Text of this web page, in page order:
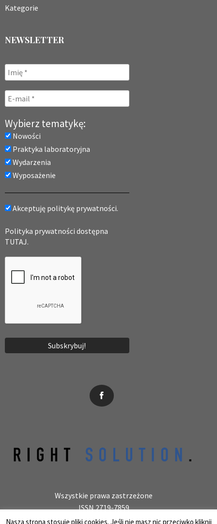
Kategorie
NEWSLETTER
Wybierz tematykę:
Nowości
Praktyka laboratoryjna
Wydarzenia
Wyposażenie
Akceptuję politykę prywatności.
Polityka prywatności dostępna
TUTAJ.
Wszystkie prawa zastrzeżone
ISSN 2719-7859
Wydawca: laboratoryjnie.pl Krzysztof Wołowiec
Nasza strona stosuje pliki cookies. Jeśli nie masz nic przeciwko kliknij